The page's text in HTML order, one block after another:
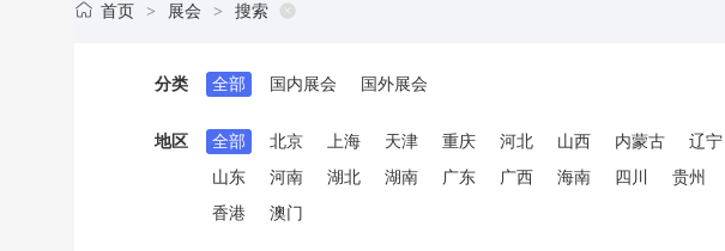
首页 > 展会 > 搜索
分类 全部 国内展会 国外展会
地区 全部 北京 上海 天津 重庆 河北 山西 内蒙古 辽宁
山东
河南 湖北 湖南 广东 广西 海南 四川 贵州
香港
澳门